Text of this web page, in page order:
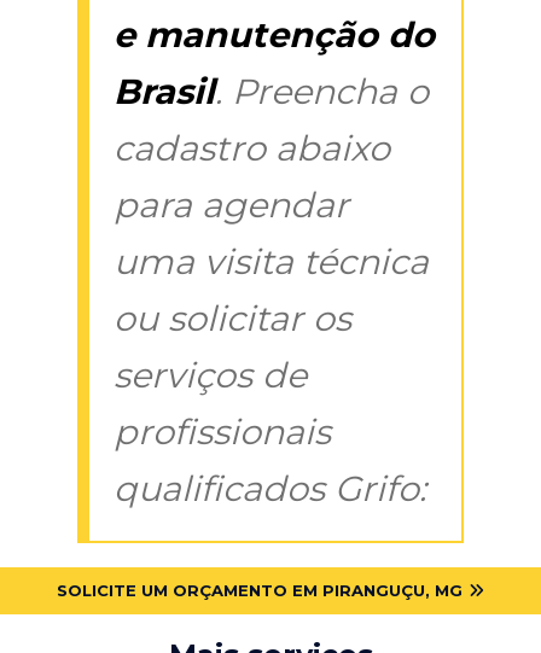
e manutenção do
Brasil. Preencha o
cadastro abaixo
para agendar
uma visita técnica
ou solicitar os
serviços de
profissionais
qualificados Grifo:
SOLICITE UM ORÇAMENTO EM PIRANGUÇU, MG